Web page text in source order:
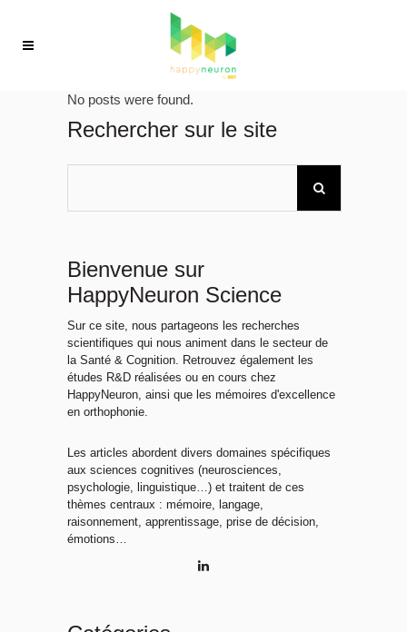
No posts were found.
Rechercher sur le site
Bienvenue sur
HappyNeuron Science
Sur ce site, nous partageons les recherches
scientifiques qui nous animent dans le secteur de
la Santé & Cognition. Retrouvez également les
études R&D réalisées ou en cours chez
HappyNeuron, ainsi que les mémoires d'excellence
en orthophonie.
Les articles abordent divers domaines spécifiques
aux sciences cognitives (neurosciences,
psychologie, linguistique…) et traitent de ces
thèmes centraux : mémoire, langage,
raisonnement, apprentissage, prise de décision,
émotions…